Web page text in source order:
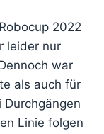
2022
leider nur
war
als auch für
Durchgängen
Linie folgen